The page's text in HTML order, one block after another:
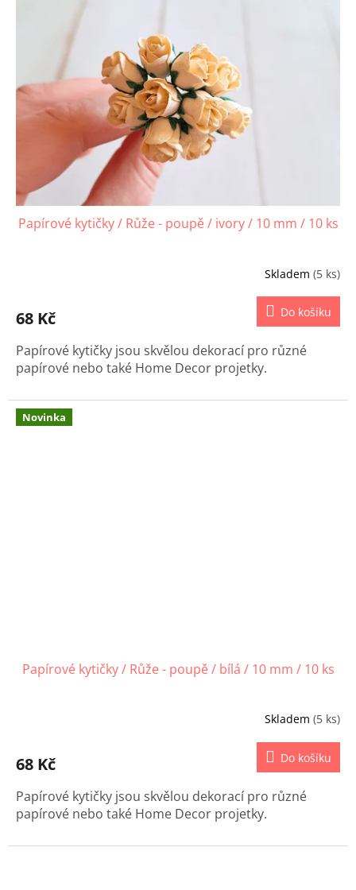
Papírové kytičky / Růže - poupě / ivory / 10 mm / 10 ks
Skladem (5 ks)
68 Kč Do košíku
Papírové kytičky jsou skvělou dekorací pro různé
papírové nebo také Home Decor projetky.
Novinka
Papírové kytičky / Růže - poupě / bílá / 10 mm / 10 ks
Skladem (5 ks)
68 Kč Do košíku
Papírové kytičky jsou skvělou dekorací pro různé
papírové nebo také Home Decor projetky.